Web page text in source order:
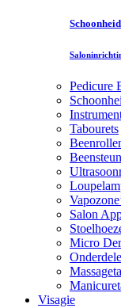
Pedicure
Tabourets
Salon
Micro
Visagie